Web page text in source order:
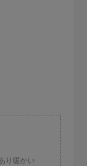
り暖かい